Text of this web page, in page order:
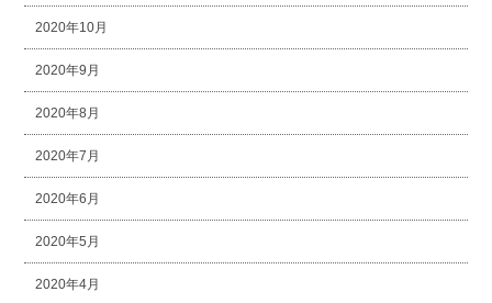
2020年10月
2020年9月
2020年8月
2020年7月
2020年6月
2020年5月
2020年4月